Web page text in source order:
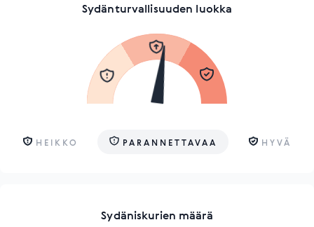
Sydänturvallisuuden luokka
HEIKKO PARANNETTAVAA HYVÄ
Sydäniskurien määrä